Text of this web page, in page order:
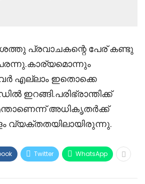
പ്രവാചകന്റെ പേര് കണ്ടു
എല്ലാം ഇതൊക്കെ
ഇറങ്ങി.പരിഭ്രാന്തിക്ക്
അധികൃതർക്ക്
വ്യക്തതയിലായിരുന്നു.
Twitter WhatsApp